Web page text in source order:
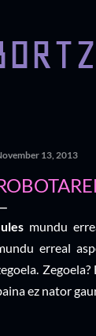
13, 2013
mundu
erreal
ez nator